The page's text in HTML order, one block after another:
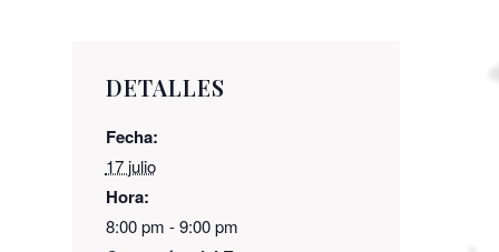
DETALLES
Fecha:
17 julio
Hora:
8:00 pm - 9:00 pm